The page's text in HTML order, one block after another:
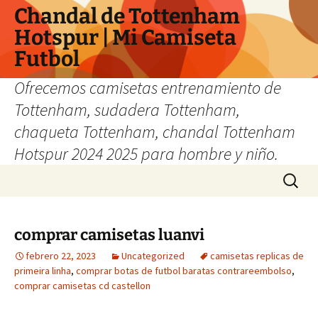
Chandal de Tottenham
Hotspur | Mi Camiseta
Futbol
Ofrecemos camisetas entrenamiento de
Tottenham, sudadera Tottenham,
chaqueta Tottenham, chandal Tottenham
Hotspur 2024 2025 para hombre y niño.
Buscar:
comprar camisetas luanvi
febrero 22, 2023 Uncategorized
camisetas replicas de
primeira linha, comprar botas de futbol baratas contrareembolso,
comprar camisetas cd castellon